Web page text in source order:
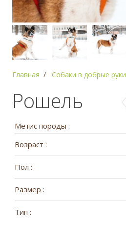
Главная Собаки в добрые руки
Рошель
Метис породы :
Возраст :
Пол :
Размер :
Тип :